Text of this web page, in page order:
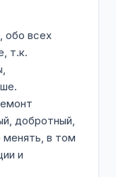
обо всех
т.к.
добротный,
в том
и